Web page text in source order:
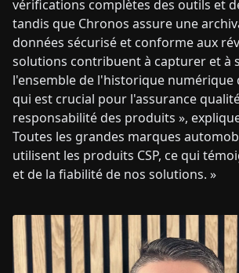
vérifications complètes des outils et
tandis que Chronos assure une
données sécurisé et conforme aux
solutions contribuent à capturer et à
l'ensemble de l'historique
qui est crucial pour l'assurance
responsabilité des produits »,
Toutes les grandes marques
utilisent les produits CSP, ce qui
et de la fiabilité de nos solutions. »